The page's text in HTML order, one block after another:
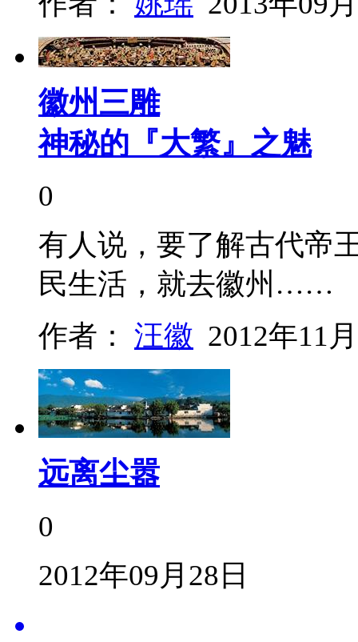
徽州三雕
神秘的『大繁』之魅
0
有人说，要了解古代帝
民生活，就去徽州……
作者： 汪徽 2012年11
远离尘嚣
0
2012年09月28日